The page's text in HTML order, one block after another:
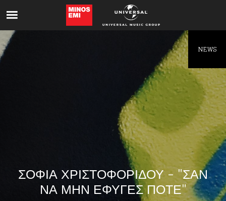
ΣΟΦΙΑ ΧΡΙΣΤΟΦΟΡΙΔΟΥ - "ΣΑΝ
ΝΑ ΜΗΝ ΕΦΥΓΕΣ ΠΟΤΕ"
NEWS
Like being first?
Get news from your favorite artists before
everyone else.